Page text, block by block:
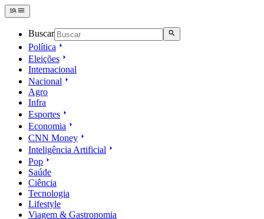
Buscar
Política
Eleições
Internacional
Nacional
Agro
Infra
Esportes
Economia
CNN Money
Inteligência Artificial
Pop
Saúde
Ciência
Tecnologia
Lifestyle
Viagem & Gastronomia